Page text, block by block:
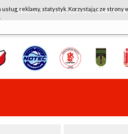
WKK ACTIVE HOTEL WROCŁAW -
reklamy, statystyk. Korzystając ze strony